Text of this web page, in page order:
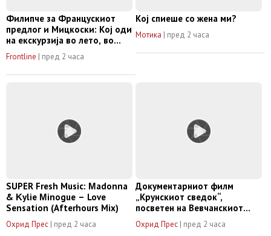
Филипче за Францускиот
предлог и Мицкоски: Кој оди
на екскурзија во лето, во
Брисел?
Frontline | пред 2 часа
Кој спиеше со жена ми?
Мотика | пред 2 часа
SUPER Fresh Music: Μadonna
& Κylie Μinogue – Love
Sensation (Afterhours Mix)
Охрид Прес | пред 2 часа
Документарниот филм
„Крунскиот сведок“,
посветен на Вевчанскиот
случај од 1987 година
(Видео)
Охрид Прес | пред 2 часа